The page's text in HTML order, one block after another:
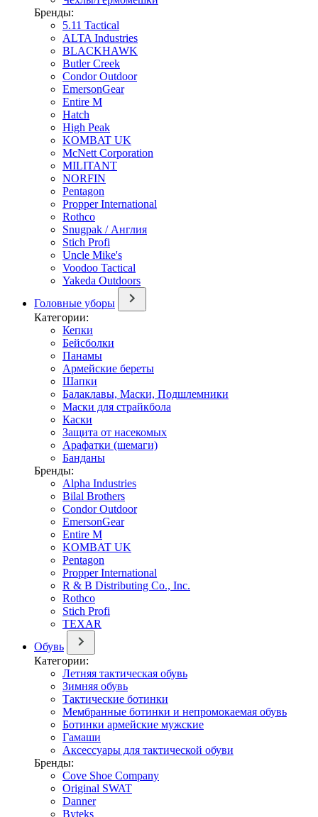
Бренды:
5.11 Tactical
ALTA Industries
BLACKHAWK
Butler Creek
Condor Outdoor
EmersonGear
Entire M
Hatch
High Peak
KOMBAT UK
McNett Corporation
MILITANT
NORFIN
Pentagon
Propper International
Rothco
Snugpak / Англия
Stich Profi
Uncle Mike's
Voodoo Tactical
Yakeda Outdoors
Головные уборы
Категории:
Кепки
Бейсболки
Панамы
Армейские береты
Шапки
Балаклавы, Маски, Подшлемники
Маски для страйкбола
Каски
Защита от насекомых
Арафатки (шемаги)
Банданы
Бренды:
Alpha Industries
Bilal Brothers
Condor Outdoor
EmersonGear
Entire M
KOMBAT UK
Pentagon
Propper International
R & B Distributing Co., Inc.
Rothco
Stich Profi
TEXAR
Обувь
Категории:
Летняя тактическая обувь
Зимняя обувь
Тактические ботинки
Мембранные ботинки и непромокаемая обувь
Ботинки армейские мужские
Гамаши
Аксессуары для тактической обуви
Бренды:
Cove Shoe Company
Original SWAT
Danner
Byteks